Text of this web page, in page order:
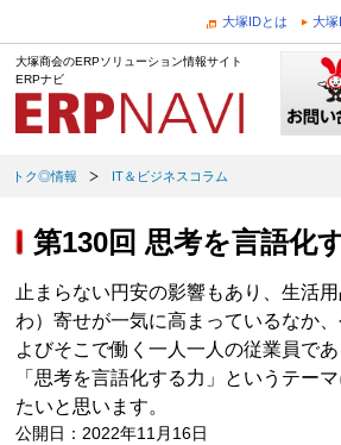
大塚IDとは 大塚
大塚商会のERPソリューション情報サイト
ERPナビ
トク◎情報 IT＆ビジネスコラム
第130回 思考を言語化
止まらない円安の影響もあり、生活
わ）寄せが一気に高まっているなか
よびそこで働く一人一人の従業員で
「思考を言語化する力」というテー
たいと思います。
公開日：2022年11月16日